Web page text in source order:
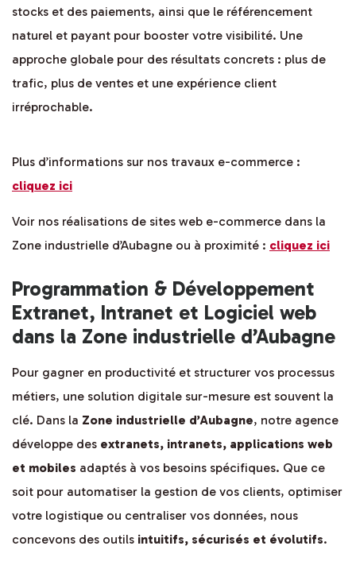
stocks et des paiements, ainsi que le référencement
naturel et payant pour booster votre visibilité. Une
approche globale pour des résultats concrets : plus de
trafic, plus de ventes et une expérience client
irréprochable.
Plus d’informations sur nos travaux e-commerce :
cliquez ici
Voir nos réalisations de sites web e-commerce dans la
Zone industrielle d’Aubagne ou à proximité : cliquez ici
Programmation & Développement
Extranet, Intranet et Logiciel web
dans la Zone industrielle d’Aubagne
Pour gagner en productivité et structurer vos processus
métiers, une solution digitale sur-mesure est souvent la
clé. Dans la Zone industrielle d’Aubagne, notre agence
développe des extranets, intranets, applications web
et mobiles adaptés à vos besoins spécifiques. Que ce
soit pour automatiser la gestion de vos clients, optimiser
votre logistique ou centraliser vos données, nous
concevons des outils intuitifs, sécurisés et évolutifs.